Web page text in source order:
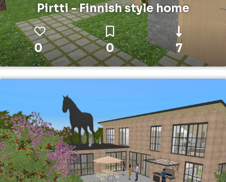
Pirtti - Finnish style home
0 0 7